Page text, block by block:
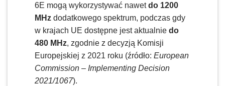
6E mogą wykorzystywać nawetdo 1200
MHz dodatkowego spektrum, podczas gdy
w krajach UE dostępne jest aktualniedo
480 MHz, zgodnie z decyzją Komisji
Europejskiej z 2021 roku (źródło:European
Commission – Implementing Decision
2021/1067).